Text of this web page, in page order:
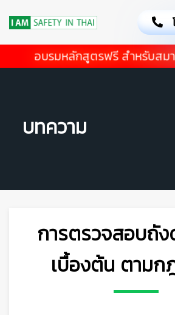
อบรมหลักสูตรฟรี สำหรับสม
บทความ
การตรวจสอบถั
เบื้องต้น ตามก